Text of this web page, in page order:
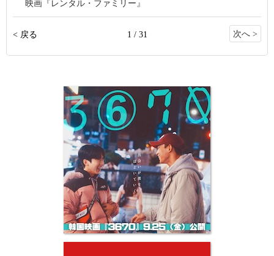
映画『レンタル・ファミリー』
< 戻る 1 / 31 次へ >